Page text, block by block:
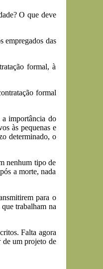
O que deve
empregados das
formal, à
formal
a importância do
às pequenas e
determinado, o
nenhum tipo de
a morte, nada
para o
trabalham na
Falta agora
de um projeto de